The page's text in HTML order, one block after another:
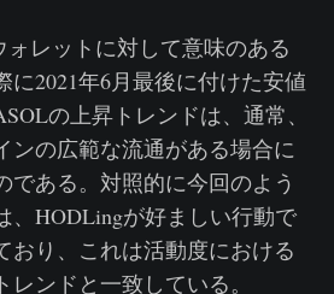
レットに対して意味のある
に2021年6月最後に付けた安値
の上昇トレンドは、通常、
ンの広範な流通がある場合に
である。対照的に今回のよう
、HODLingが好ましい行動で
おり、これは活動度における
ンドと一致している。